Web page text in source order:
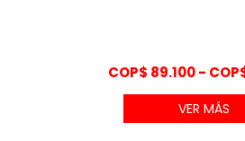
COP$ 89.100-
VER MÁS